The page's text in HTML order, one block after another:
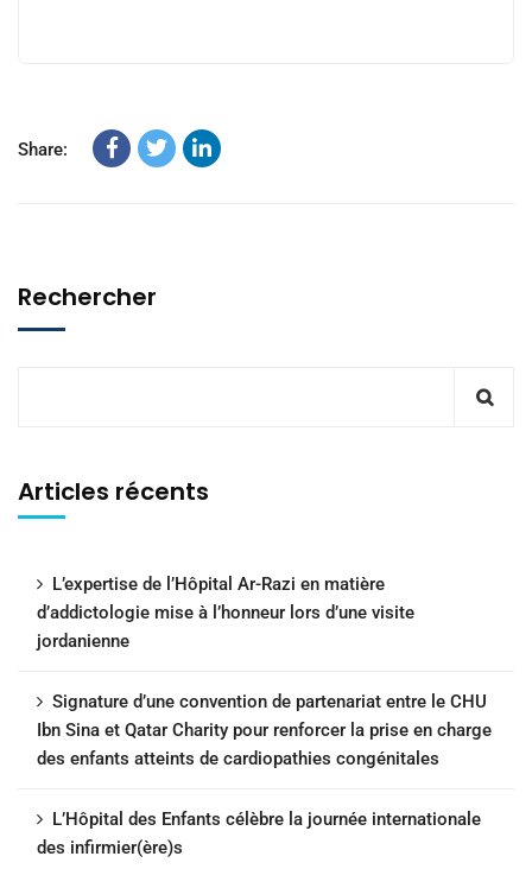
Share:
Rechercher
Articles récents
L’expertise de l’Hôpital Ar-Razi en matière
d’addictologie mise à l’honneur lors d’une visite
jordanienne
Signature d’une convention de partenariat entre le CHU
Ibn Sina et Qatar Charity pour renforcer la prise en charge
des enfants atteints de cardiopathies congénitales
L’Hôpital des Enfants célèbre la journée internationale
des infirmier(ère)s